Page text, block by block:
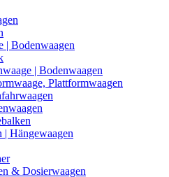
| Bodenwaagen
| Bodenwaagen
Plattformwaagen
| Hängewaagen
& Dosierwaagen